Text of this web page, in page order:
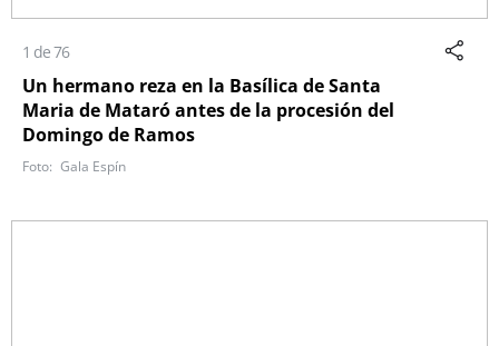
1 de 76
Un hermano reza en la Basílica de Santa
Maria de Mataró antes de la procesión del
Domingo de Ramos
Gala Espín